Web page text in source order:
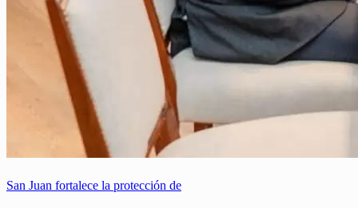
San Juan fortalece la protección de